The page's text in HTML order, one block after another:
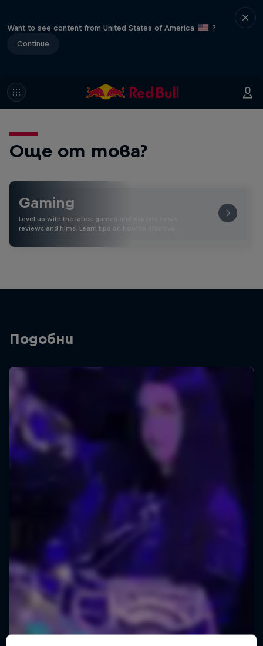
Want to see content from United States of America
?
Continue
Още от това?
Gaming
Level up with the latest games and esports news,
reviews and films. Learn tips on how to improve …
Подобни